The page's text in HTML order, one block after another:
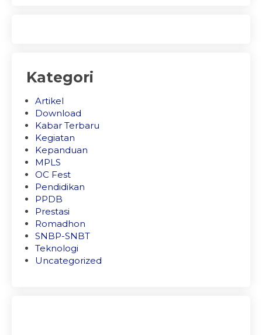
Kategori
Artikel
Download
Kabar Terbaru
Kegiatan
Kepanduan
MPLS
OC Fest
Pendidikan
PPDB
Prestasi
Romadhon
SNBP-SNBT
Teknologi
Uncategorized